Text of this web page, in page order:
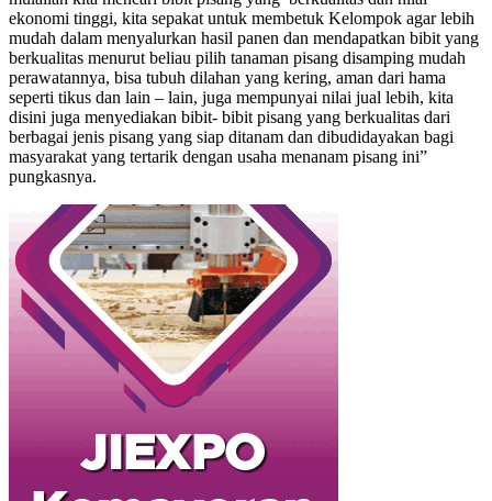
ekonomi tinggi, kita sepakat untuk membetuk Kelompok agar lebih
mudah dalam menyalurkan hasil panen dan mendapatkan bibit yang
berkualitas menurut beliau pilih tanaman pisang disamping mudah
perawatannya, bisa tubuh dilahan yang kering, aman dari hama
seperti tikus dan lain – lain, juga mempunyai nilai jual lebih, kita
disini juga menyediakan bibit- bibit pisang yang berkualitas dari
berbagai jenis pisang yang siap ditanam dan dibudidayakan bagi
masyarakat yang tertarik dengan usaha menanam pisang ini”
pungkasnya.